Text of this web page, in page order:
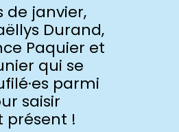
de janvier,
Durand,
Paquier et
qui se
parmi
saisir
présent !